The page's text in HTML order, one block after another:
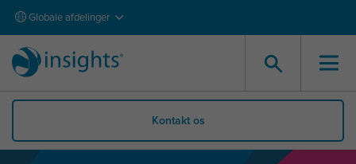
Globale afdelinger
Kontakt os